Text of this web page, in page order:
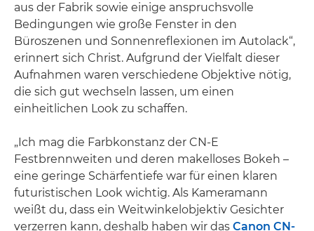
aus der Fabrik sowie einige anspruchsvolle
Bedingungen wie große Fenster in den
Büroszenen und Sonnenreflexionen im Autolack“,
erinnert sich Christ. Aufgrund der Vielfalt dieser
Aufnahmen waren verschiedene Objektive nötig,
die sich gut wechseln lassen, um einen
einheitlichen Look zu schaffen.
„Ich mag die Farbkonstanz der CN-E
Festbrennweiten und deren makelloses Bokeh –
eine geringe Schärfentiefe war für einen klaren
futuristischen Look wichtig. Als Kameramann
weißt du, dass ein Weitwinkelobjektiv Gesichter
verzerren kann, deshalb haben wir das Canon CN-